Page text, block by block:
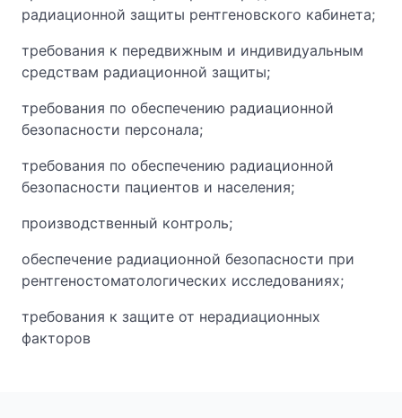
радиационной защиты рентгеновского кабинета;
требования к передвижным и индивидуальным
средствам радиационной защиты;
требования по обеспечению радиационной
безопасности персонала;
требования по обеспечению радиационной
безопасности пациентов и населения;
производственный контроль;
обеспечение радиационной безопасности при
рентгеностоматологических исследованиях;
требования к защите от нерадиационных
факторов